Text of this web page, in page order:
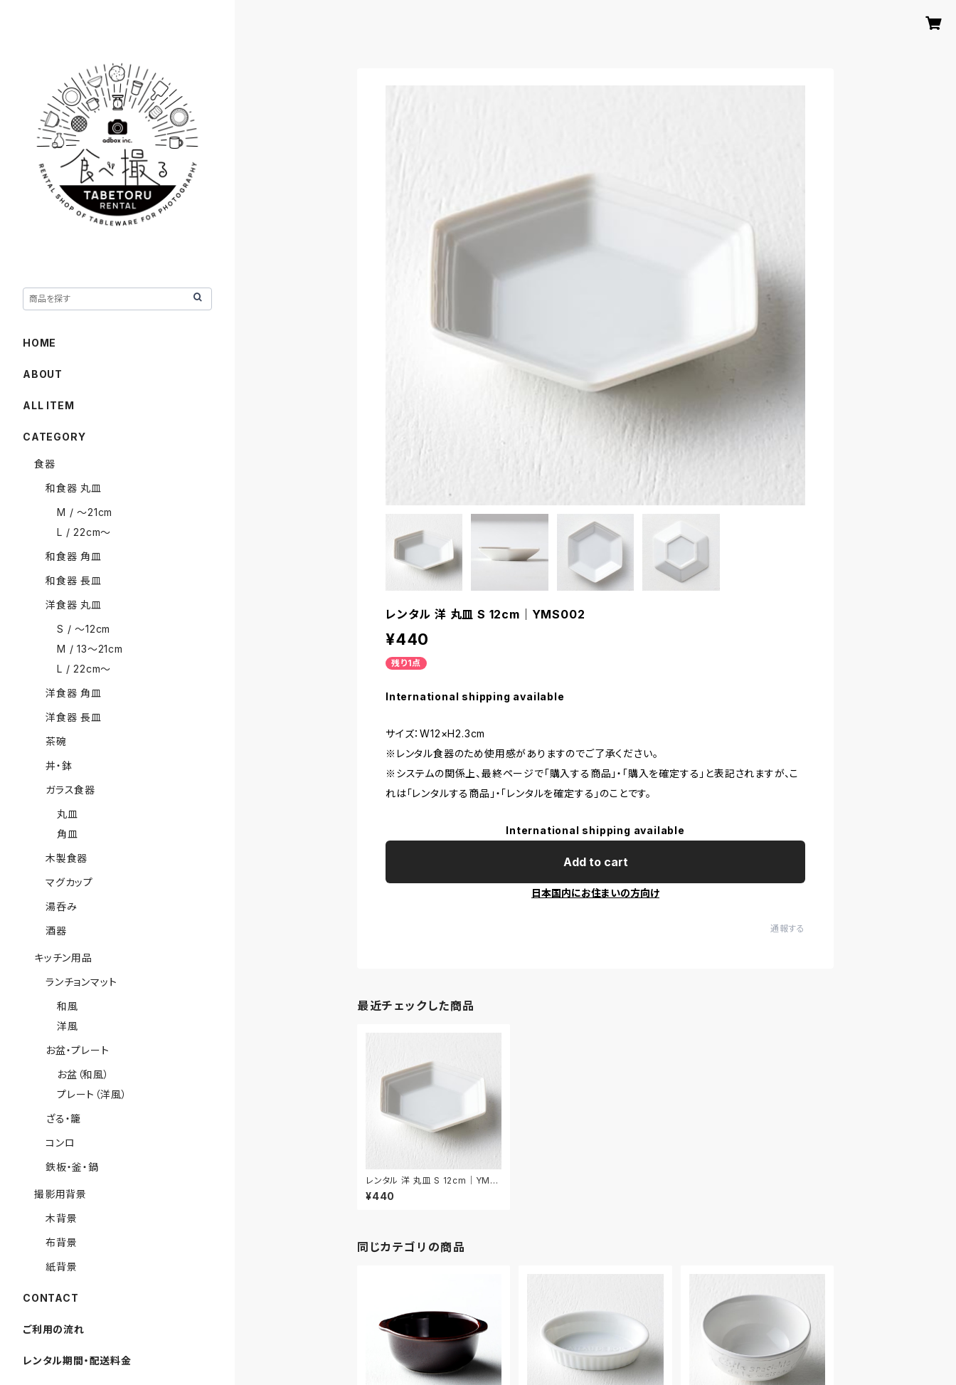
レンタル 洋 丸皿 S 12cm｜YMS002
¥440
残り1点
International shipping available
サイズ：W12×H2.3cm
※レンタル食器のため使用感がありますのでご了承ください。
※システムの関係上、最終ページで「購入する商品」・「購入を確定する」と表記されますが、こ
れは「レンタルする商品」・「レンタルを確定する」のことです。
International shipping available
Add to cart
日本国内にお住まいの方向け
通報する
最近チェックした商品
レンタル 洋 丸皿 S 12cm｜YMS
002
¥440
同じカテゴリの商品
HOME
ABOUT
ALL ITEM
CATEGORY
食器
和食器 丸皿
M / 〜21cm
L / 22cm〜
和食器 角皿
和食器 長皿
洋食器 丸皿
S / 〜12cm
M / 13〜21cm
L / 22cm〜
洋食器 角皿
洋食器 長皿
茶碗
丼・鉢
ガラス食器
丸皿
角皿
木製食器
マグカップ
湯呑み
酒器
キッチン用品
ランチョンマット
和風
洋風
お盆・プレート
お盆（和風）
プレート（洋風）
ざる・籠
コンロ
鉄板・釜・鍋
撮影用背景
木背景
布背景
紙背景
CONTACT
ご利用の流れ
レンタル期間・配送料金